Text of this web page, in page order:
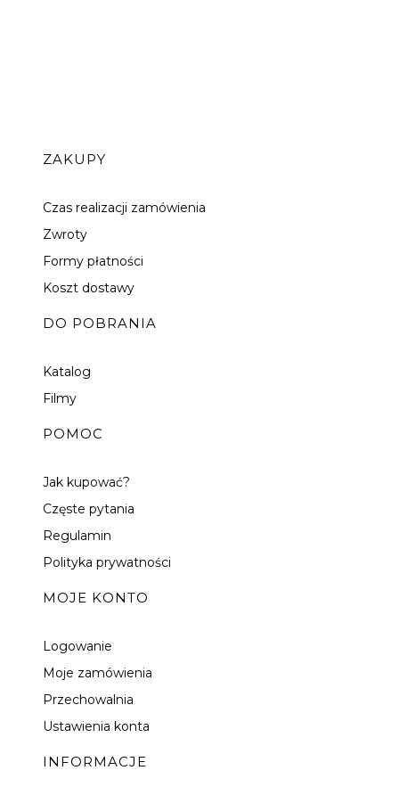
Linki w stopce
ZAKUPY
Czas realizacji zamówienia
Zwroty
Formy płatności
Koszt dostawy
DO POBRANIA
Katalog
Filmy
POMOC
Jak kupować?
Częste pytania
Regulamin
Polityka prywatności
MOJE KONTO
Logowanie
Moje zamówienia
Przechowalnia
Ustawienia konta
INFORMACJE